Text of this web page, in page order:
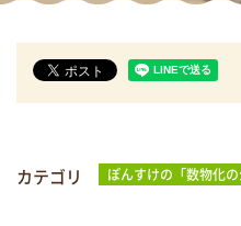
カテゴリ
ぽんすけの「数物化の